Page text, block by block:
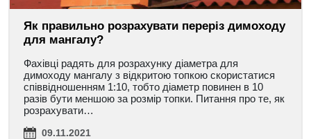
Як правильно розрахувати переріз димоходу
для мангалу?
Фахівці радять для розрахунку діаметра для
димоходу мангалу з відкритою топкою скористатися
співвідношенням 1:10, тобто діаметр повинен в 10
разів бути меншою за розмір топки. Питання про те, як
розрахувати…
09.11.2021